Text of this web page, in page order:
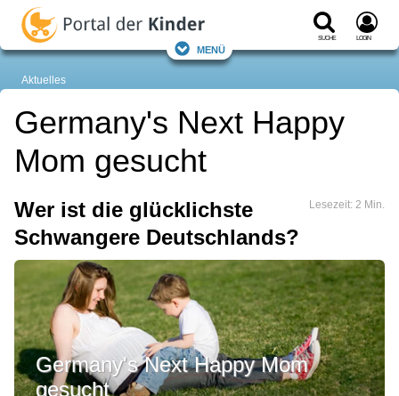
Suche Login
Menü
Aktuelles
Germany's Next Happy
Mom gesucht
Lesezeit: 2 Min.
Wer ist die glücklichste
Schwangere Deutschlands?
Germany's Next Happy Mom
gesucht